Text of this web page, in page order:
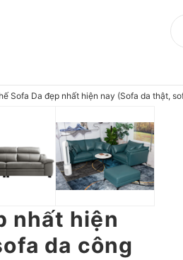
Sofa Da đẹp nhất hiện nay (Sofa da thật,
nhất hiện
da công